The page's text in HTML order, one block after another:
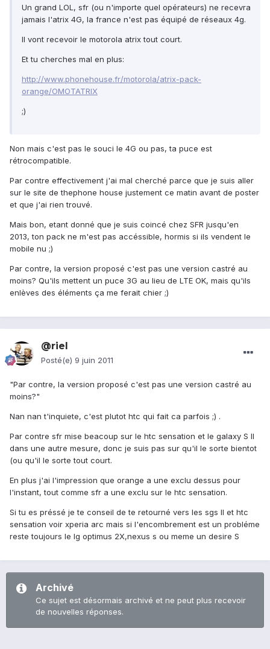
Un grand LOL, sfr (ou n'importe quel opérateurs) ne recevra
jamais l'atrix 4G, la france n'est pas équipé de réseaux 4g.
Il vont recevoir le motorola atrix tout court.
Et tu cherches mal en plus:
http://www.phonehouse.fr/motorola/atrix-pack-
orange/OMOTATRIX
;)
Non mais c'est pas le souci le 4G ou pas, ta puce est
rétrocompatible.
Par contre effectivement j'ai mal cherché parce que je suis aller
sur le site de thephone house justement ce matin avant de poster
et que j'ai rien trouvé.
Mais bon, etant donné que je suis coincé chez SFR jusqu'en
2013, ton pack ne m'est pas accéssible, hormis si ils vendent le
mobile nu ;)
Par contre, la version proposé c'est pas une version castré au
moins? Qu'ils mettent un puce 3G au lieu de LTE OK, mais qu'ils
enlèves des éléments ça me ferait chier ;)
@riel
Posté(e) 9 juin 2011
"Par contre, la version proposé c'est pas une version castré au
moins?"
Nan nan t'inquiete, c'est plutot htc qui fait ca parfois ;) .
Par contre sfr mise beacoup sur le htc sensation et le galaxy S II
dans une autre mesure, donc je suis pas sur qu'il le sorte bientot
(ou qu'il le sorte tout court.
En plus j'ai l'impression que orange a une exclu dessus pour
l'instant, tout comme sfr a une exclu sur le htc sensation.
Si tu es préssé je te conseil de te retourné vers les sgs II et htc
sensation voir xperia arc mais si l'encombrement est un probléme
reste toujours le lg optimus 2X,nexus s ou meme un desire S
Archivé
Ce sujet est désormais archivé et ne peut plus recevoir
de nouvelles réponses.